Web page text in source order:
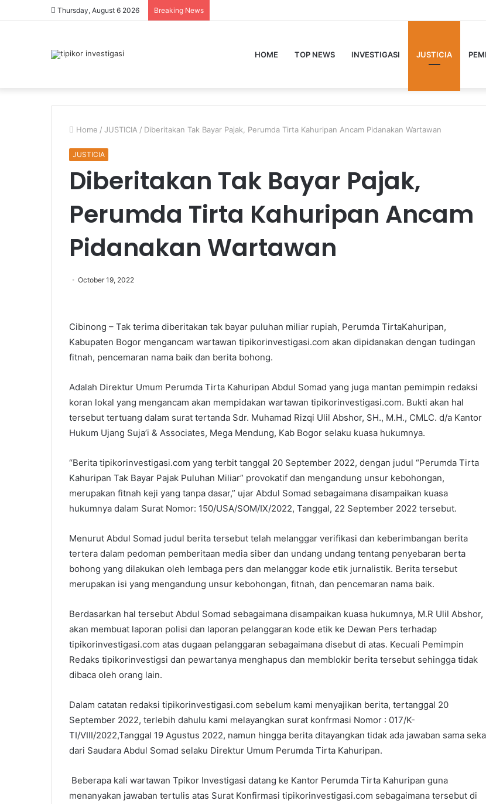
Thursday, August 6 2026 Breaking News
HOME TOP NEWS INVESTIGASI JUSTICIA
Home / JUSTICIA / Diberitakan Tak Bayar Pajak, Perumda Tirta Kahuripan Ancam Pidanakan Wartawan
JUSTICIA
Diberitakan Tak Bayar Pajak,
Perumda Tirta Kahuripan Ancam
Pidanakan Wartawan
October 19, 2022
Cibinong – Tak terima diberitakan tak bayar puluhan miliar rupiah, Perumda TirtaKahuripan,
Kabupaten Bogor mengancam wartawan tipikorinvestigasi.com akan dipidanakan dengan tudingan
fitnah, pencemaran nama baik dan berita bohong.
Adalah Direktur Umum Perumda Tirta Kahuripan Abdul Somad yang juga mantan pemimpin redaksi
koran lokal yang mengancam akan mempidakan wartawan tipikorinvestigasi.com. Bukti akan hal
tersebut tertuang dalam surat tertanda Sdr. Muhamad Rizqi Ulil Abshor, SH., M.H., CMLC. d/a Kantor
Hukum Ujang Suja’i & Associates, Mega Mendung, Kab Bogor selaku kuasa hukumnya.
“Berita tipikorinvestigasi.com yang terbit tanggal 20 September 2022, dengan judul “Perumda Tirta
Kahuripan Tak Bayar Pajak Puluhan Miliar” provokatif dan mengandung unsur kebohongan,
merupakan fitnah keji yang tanpa dasar,” ujar Abdul Somad sebagaimana disampaikan kuasa
hukumnya dalam Surat Nomor: 150/USA/SOM/IX/2022, Tanggal, 22 September 2022 tersebut.
Menurut Abdul Somad judul berita tersebut telah melanggar verifikasi dan keberimbangan berita
tertera dalam pedoman pemberitaan media siber dan undang undang tentang penyebaran berta
bohong yang dilakukan oleh lembaga pers dan melanggar kode etik jurnalistik. Berita tersebut
merupakan isi yang mengandung unsur kebohongan, fitnah, dan pencemaran nama baik.
Berdasarkan hal tersebut Abdul Somad sebagaimana disampaikan kuasa hukumnya, M.R Ulil Abshor,
akan membuat laporan polisi dan laporan pelanggaran kode etik ke Dewan Pers terhadap
tipikorinvestigasi.com atas dugaan pelanggaran sebagaimana disebut di atas. Kecuali Pemimpin
Redaks tipikorinvestigsi dan pewartanya menghapus dan memblokir berita tersebut sehingga tidak
dibaca oleh orang lain.
Dalam catatan redaksi tipikorinvestigasi.com sebelum kami menyajikan berita, tertanggal 20
September 2022, terlebih dahulu kami melayangkan surat konfrmasi Nomor : 017/K-
TI/VIII/2022,Tanggal 19 Agustus 2022, namun hingga berita ditayangkan tidak ada jawaban sama
dari Saudara Abdul Somad selaku Direktur Umum Perumda Tirta Kahuripan.
Beberapa kali wartawan Tpikor Investigasi datang ke Kantor Perumda Tirta Kahuripan guna
menanyakan jawaban tertulis atas Surat Konfirmasi tipikorinvestigasi.com sebagaimana tersebut di